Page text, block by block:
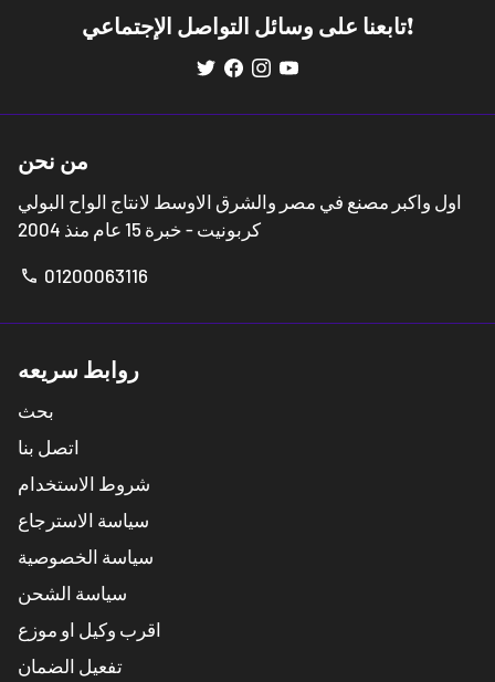
تابعنا على وسائل التواصل الإجتماعي!
من نحن
اول واكبر مصنع في مصر والشرق الاوسط لانتاج الواح البولي
كربونيت - خبرة 15 عام منذ 2004
phone 01200063116
روابط سريعه
بحث
اتصل بنا
شروط الاستخدام
سياسة الاسترجاع
سياسة الخصوصية
سياسة الشحن
اقرب وكيل او موزع
تفعيل الضمان